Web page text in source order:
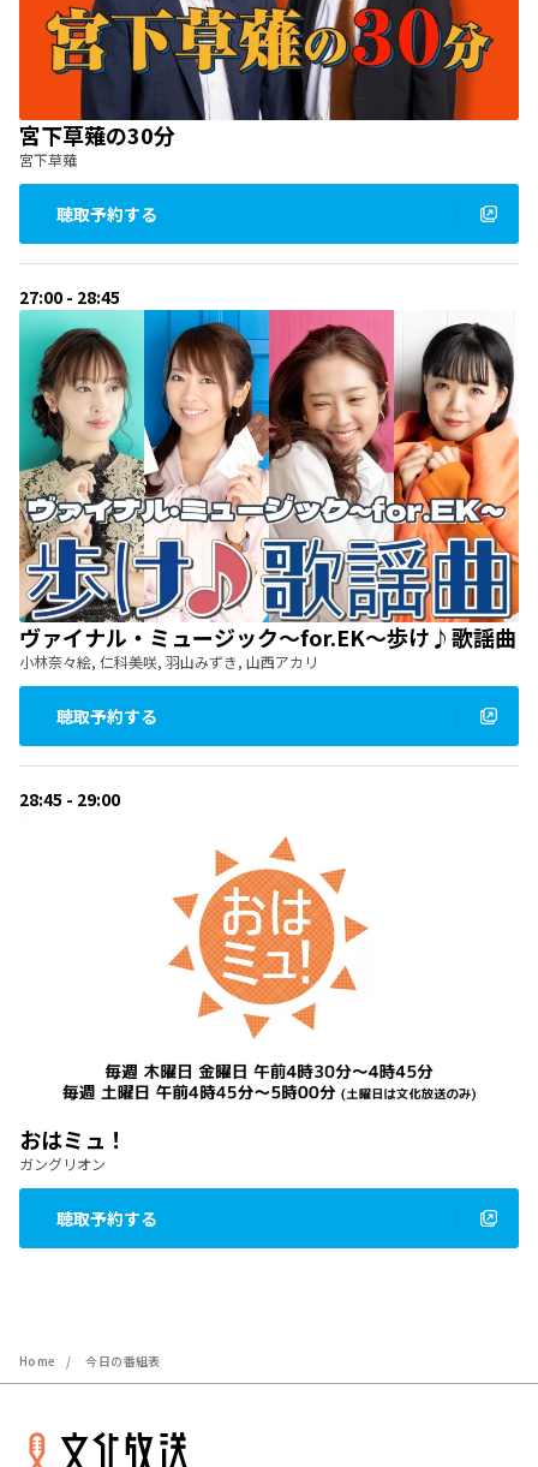
宮下草薙の30分
宮下草薙
聴取予約する
27:00 - 28:45
ヴァイナル・ミュージック～for.EK～歩け♪歌謡曲
小林奈々絵, 仁科美咲, 羽山みずき, 山西アカリ
聴取予約する
28:45 - 29:00
おはミュ！
ガングリオン
聴取予約する
Home 今日の番組表